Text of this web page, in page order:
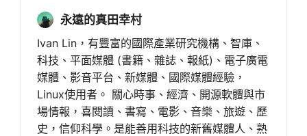
永遠的真田幸村
Ivan Lin，有豐富的國際產業研究機構、智庫、
科技、平面媒體 (書籍、雜誌、報紙)、電子廣電
媒體、影音平台、新媒體、國際媒體經驗，
Linux使用者。 關心時事、經濟、開源軟體與市
場情報，喜閱讀、書寫、電影、音樂、旅遊、歷
史，信仰科學。是能善用科技的新舊媒體人、熟